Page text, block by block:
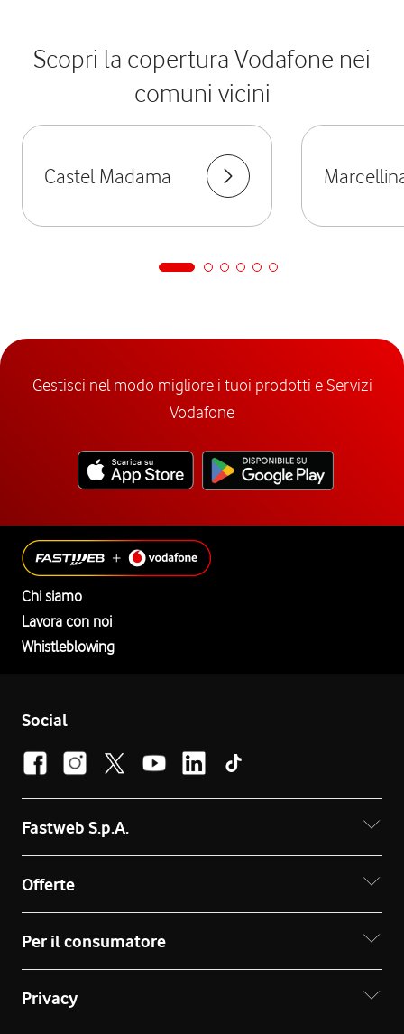
Scopri la copertura Vodafone nei
comuni vicini
Castel Madama
Gestisci nel modo migliore i tuoi prodotti e Servizi
Vodafone
Chi siamo
Lavora con noi
Whistleblowing
Social
Fastweb S.p.A.
Offerte
Per il consumatore
Privacy